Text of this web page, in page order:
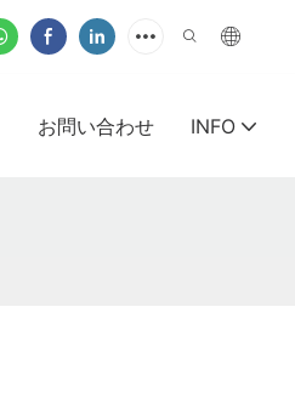
お問い合わせ INFO